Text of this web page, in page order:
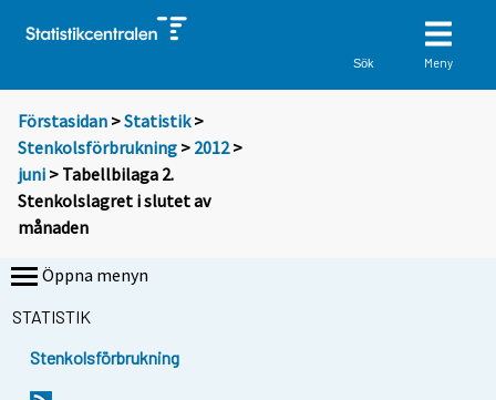
Sök Meny
Förstasidan >Statistik >
Stenkolsförbrukning > 2012>
juni > Tabellbilaga 2.
Stenkolslagret i slutet av
månaden
Öppna menyn
STATISTIK
Stenkolsförbrukning